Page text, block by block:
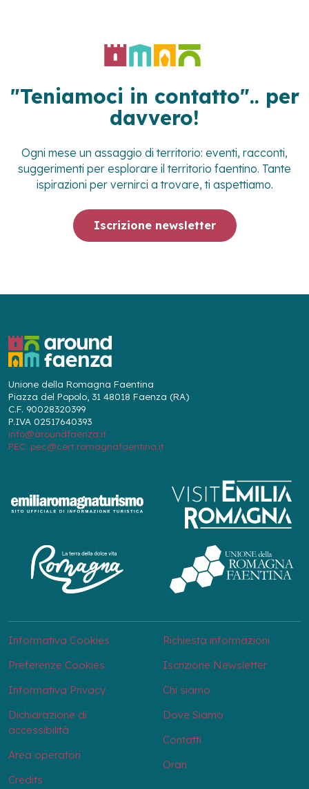
"Teniamoci in contatto".. per
davvero!
Ogni mese un assaggio di territorio: eventi, racconti,
suggerimenti per esplorare il territorio faentino. Tante
ispirazioni per vernirci a trovare, ti aspettiamo.
Iscrizione newsletter
Unione della Romagna Faentina
Piazza del Popolo, 31 48018 Faenza (RA)
C.F. 90028320399
P.IVA 02517640393
info@aroundfaenza.it
PEC: pec@cert.romagnafaentina.it
Informativa Cookies
Preferenze Cookies
Informativa Privacy
Dichiarazione di
accessibilità
Area operatori
Credits
Richiesta informazioni
Iscrizione Newsletter
Chi siamo
Dove Siamo
Contatti
Orari